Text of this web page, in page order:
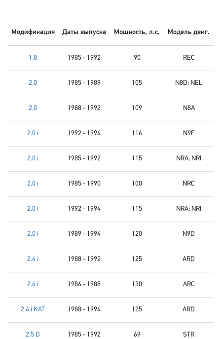
Модификация Даты выпуска Мощность, л.с. Модель двиг.
1.8 1985 - 1992 90 REC
2.0 1985 - 1989 105 N8D; NEL
2.0 1988 - 1992 109 N8A
2.0 i 1992 - 1994 116 N9F
2.0 i 1985 - 1992 115 NRA; NRI
2.0 i 1985 - 1990 100 NRC
2.0 i 1992 - 1994 115 NRA; NRI
2.0 i 1989 - 1994 120 N9D
2.4 i 1988 - 1992 125 ARD
2.4 i 1986 - 1988 130 ARC
2.4 i KAT 1988 - 1994 125 ARD
2.5 D 1985 - 1992 69 STR